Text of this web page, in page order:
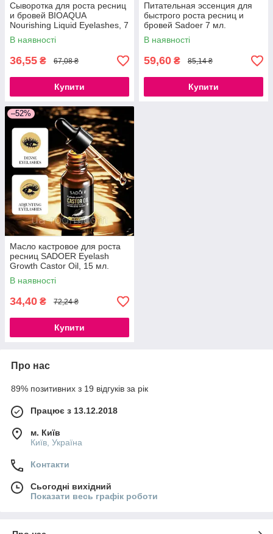
Сыворотка для роста ресниц
и бровей BIOAQUA
Nourishing Liquid Eyelashes, 7
мл.
В наявності
36,55 ₴ 67,08 ₴
Купити
Питательная эссенция для
быстрого роста ресниц и
бровей Sadoer 7 мл.
В наявності
59,60 ₴ 85,14 ₴
Купити
–52%
Масло кастровое для роста
ресниц SADOER Eyelash
Growth Castor Oil, 15 мл.
В наявності
34,40 ₴ 72,24 ₴
Купити
Про нас
89% позитивних з 19 відгуків за рік
Працює з 13.12.2018
м. Київ
Київ, Україна
Контакти
Сьогодні вихідний
Показати весь графік роботи